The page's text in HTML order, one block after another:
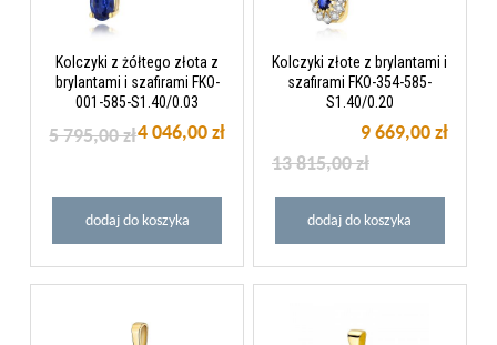
Kolczyki z żółtego złota z
brylantami i szafirami FKO-
001-585-S1.40/0.03
4 046,00 zł
5 795,00 zł
dodaj do koszyka
Kolczyki złote z brylantami i
szafirami FKO-354-585-
S1.40/0.20
9 669,00 zł
13 815,00 zł
dodaj do koszyka